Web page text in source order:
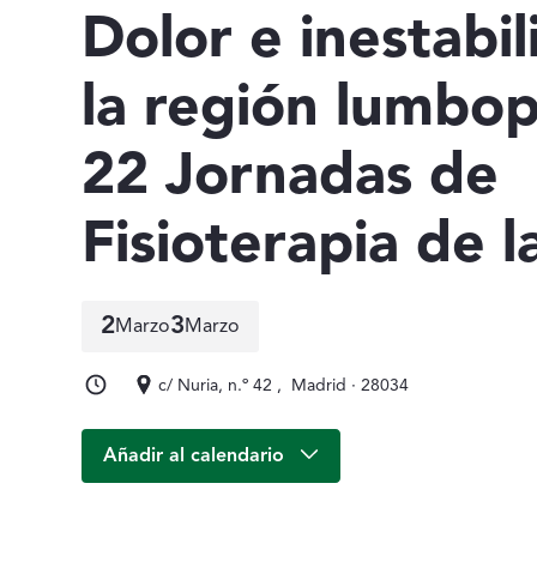
Dolor e
la región
22 Jornadas de
Fisioterapia de
2 de marzo a 3 de marzo
2Marzo3 Marzo
c/ Nuria, n.º 42 , Madrid · 28034
Añadir al calendario